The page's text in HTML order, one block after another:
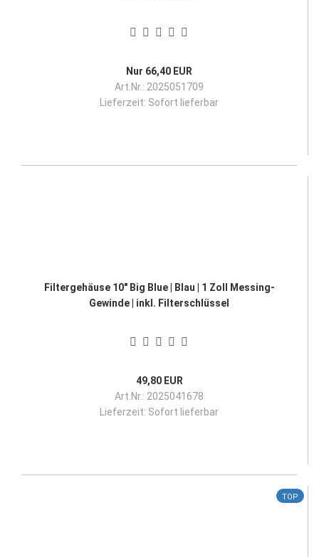
Nur 66,40 EUR
Art.Nr.: 2025051709
Lieferzeit: Sofort lieferbar
Filtergehäuse 10" Big Blue | Blau | 1 Zoll Messing-
Gewinde | inkl. Filterschlüssel
49,80 EUR
Art.Nr.: 2025041678
Lieferzeit: Sofort lieferbar
TOP